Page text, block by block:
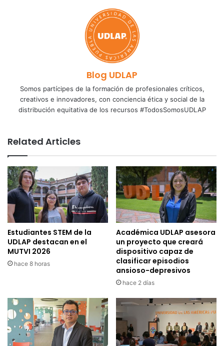
Blog UDLAP
Somos partícipes de la formación de profesionales críticos,
creativos e innovadores, con conciencia ética y social de la
distribución equitativa de los recursos #TodosSomosUDLAP
Related Articles
Estudiantes STEM de la
UDLAP destacan en el
MUTVI 2026
hace 8 horas
Académica UDLAP asesora
un proyecto que creará
dispositivo capaz de
clasificar episodios
ansioso-depresivos
hace 2 días